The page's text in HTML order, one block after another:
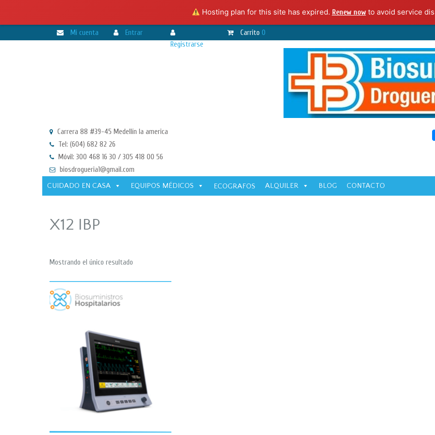
Hosting plan for this site has expired. Renew nowto avoid service
Mi cuenta
Entrar
Registrarse
Carrito 0
Carrera 88 #39-45 Medellín la america
Tel: (604) 682 82 26
Móvil: 300 468 16 30 / 305 418 00 56
biosdrogueria1@gmail.com
CUIDADO EN CASA
EQUIPOS MÉDICOS ECOGRAFOS ALQUILER BLOG CONTACTO
X12 IBP
Mostrando el único resultado